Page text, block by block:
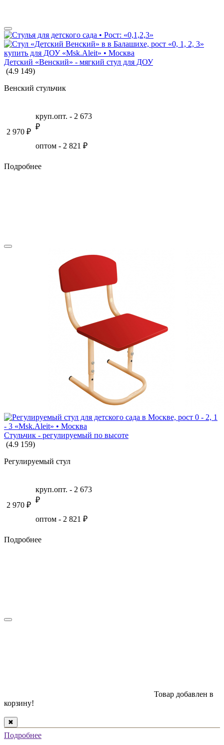
Детский «Венский» - мягкий стул для ДОУ
(4.9 149)
Венский стульчик
2 970 ₽
круп.опт. - 2 673
₽
оптом - 2 821 ₽
Подробнее
Стульчик - регулируемый по высоте
(4.9 159)
Регулируемый стул
2 970 ₽
круп.опт. - 2 673
₽
оптом - 2 821 ₽
Подробнее
Товар добавлен в
корзину!
✖
Подробнее